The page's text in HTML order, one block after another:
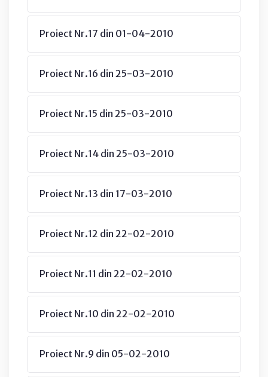
Proiect Nr.17 din 01-04-2010
Proiect Nr.16 din 25-03-2010
Proiect Nr.15 din 25-03-2010
Proiect Nr.14 din 25-03-2010
Proiect Nr.13 din 17-03-2010
Proiect Nr.12 din 22-02-2010
Proiect Nr.11 din 22-02-2010
Proiect Nr.10 din 22-02-2010
Proiect Nr.9 din 05-02-2010